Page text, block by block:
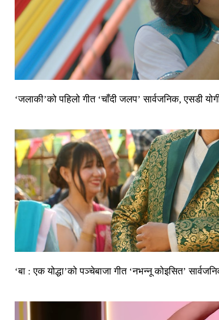
‘जलाकी’को पहिलो गीत ‘चाँदी जलप’ सार्वजनिक, एसडी
‘बा : एक योद्धा’को पञ्चेबाजा गीत ‘नभन्नू कोइसित’